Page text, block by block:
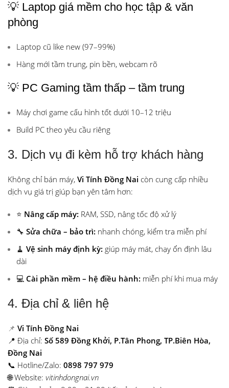
💡 Laptop giá mềm cho học tập & văn
phòng
Laptop cũ like new (97–99%)
Hàng mới tầm trung, pin bền, webcam rõ
💡 PC Gaming tầm thấp – tầm trung
Máy chơi game cấu hình tốt dưới 10–12 triệu
Build PC theo yêu cầu riêng
3. Dịch vụ đi kèm hỗ trợ khách hàng
Không chỉ bán máy, Vi Tính Đồng Nai còn cung cấp nhiều
dịch vụ giá trị giúp bạn yên tâm hơn:
⭐ Nâng cấp máy: RAM, SSD, nâng tốc độ xử lý
🔧 Sửa chữa – bảo trì: nhanh chóng, kiểm tra miễn phí
🧹 Vệ sinh máy định kỳ: giúp máy mát, chạy ổn định lâu
dài
💻 Cài phần mềm – hệ điều hành: miễn phí khi mua máy
4. Địa chỉ & liên hệ
📌 Vi Tính Đồng Nai
📍 Địa chỉ: Số 589 Đồng Khởi, P.Tân Phong, TP.Biên Hòa,
Đồng Nai
📞 Hotline/Zalo: 0898 797 979
🌐 Website: vitinhdongnai.vn